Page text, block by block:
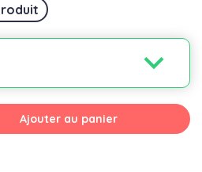
expand_more
Ajouter au panier